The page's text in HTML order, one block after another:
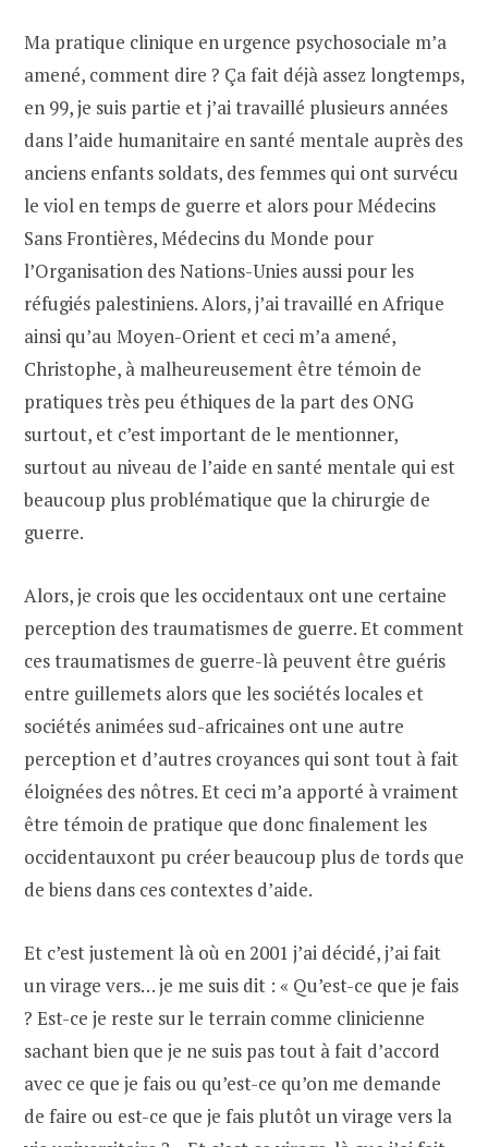
Ma pratique clinique en urgence psychosociale m’a
amené, comment dire ? Ça fait déjà assez longtemps,
en 99, je suis partie et j’ai travaillé plusieurs années
dans l’aide humanitaire en santé mentale auprès des
anciens enfants soldats, des femmes qui ont survécu
le viol en temps de guerre et alors pour Médecins
Sans Frontières, Médecins du Monde pour
l’Organisation des Nations-Unies aussi pour les
réfugiés palestiniens. Alors, j’ai travaillé en Afrique
ainsi qu’au Moyen-Orient et ceci m’a amené,
Christophe, à malheureusement être témoin de
pratiques très peu éthiques de la part des ONG
surtout, et c’est important de le mentionner,
surtout au niveau de l’aide en santé mentale qui est
beaucoup plus problématique que la chirurgie de
guerre.
Alors, je crois que les occidentaux ont une certaine
perception des traumatismes de guerre. Et comment
ces traumatismes de guerre-là peuvent être guéris
entre guillemets alors que les sociétés locales et
sociétés animées sud-africaines ont une autre
perception et d’autres croyances qui sont tout à fait
éloignées des nôtres. Et ceci m’a apporté à vraiment
être témoin de pratique que donc finalement les
occidentauxont pu créer beaucoup plus de tords que
de biens dans ces contextes d’aide.
Et c’est justement là où en 2001 j’ai décidé, j’ai fait
un virage vers… je me suis dit : « Qu’est-ce que je fais
? Est-ce je reste sur le terrain comme clinicienne
sachant bien que je ne suis pas tout à fait d’accord
avec ce que je fais ou qu’est-ce qu’on me demande
de faire ou est-ce que je fais plutôt un virage vers la